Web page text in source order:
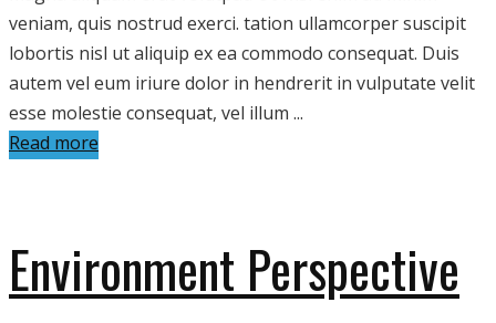
veniam, quis nostrud exerci. tation ullamcorper suscipit
lobortis nisl ut aliquip ex ea commodo consequat. Duis
autem vel eum iriure dolor in hendrerit in vulputate velit
esse molestie consequat, vel illum ...
Read more
Environment Perspective